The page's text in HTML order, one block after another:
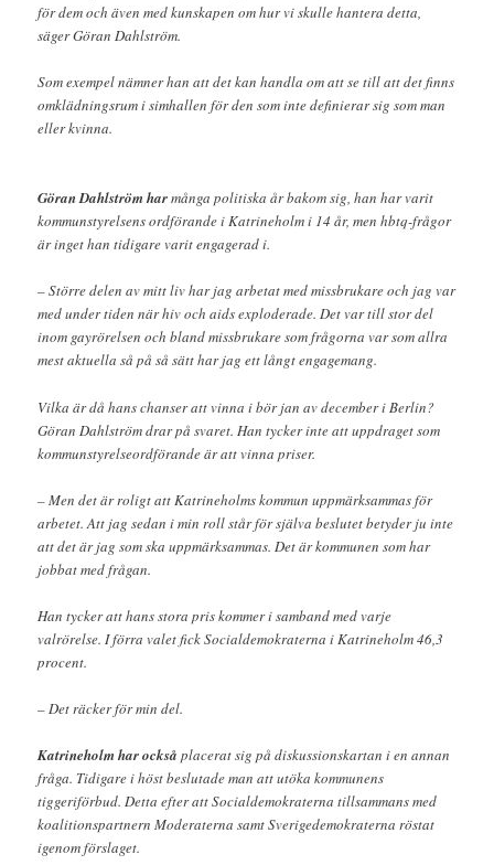
för dem och även med kunskapen om hur vi skulle hantera detta,
säger Göran Dahlström.
Som exempel nämner han att det kan handla om att se till att det finns
omklädningsrum i simhallen för den som inte definierar sig som man
eller kvinna.
Göran Dahlström harmånga politiska år bakom sig, han har varit
kommunstyrelsens ordförande i Katrineholm i 14 år, men hbtq-frågor
är inget han tidigare varit engagerad i.
– Större delen av mitt liv har jag arbetat med missbrukare och jag var
med under tiden när hiv och aids exploderade. Det var till stor del
inom gayrörelsen och bland missbrukare som frågorna var som allra
mest aktuella så på så sätt har jag ett långt engagemang.
Vilka är då hans chanser att vinna i bör jan av december i Berlin?
Göran Dahlström drar på svaret. Han tycker inte att uppdraget som
kommunstyrelseordförande är att vinna priser.
– Men det är roligt att Katrineholms kommun uppmärksammas för
arbetet. Att jag sedan i min roll står för själva beslutet betyder ju inte
att det är jag som ska uppmärksammas. Det är kommunen som har
jobbat med frågan.
Han tycker att hans stora pris kommer i samband med varje
valrörelse. I förra valet fick Socialdemokraterna i Katrineholm 46,3
procent.
– Det räcker för min del.
Katrineholm har ocksåplacerat sig på diskussionskartan i en annan
fråga. Tidigare i höst beslutade man att utöka kommunens
tiggeriförbud. Detta efter att Socialdemokraterna tillsammans med
koalitionspartnern Moderaterna samt Sverigedemokraterna röstat
igenom förslaget.